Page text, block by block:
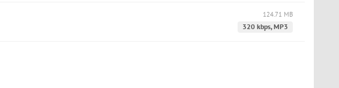
124.71 MB
320 kbps, MP3